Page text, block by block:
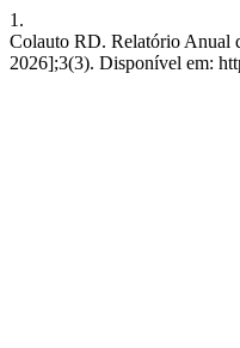
1.
Colauto RD. Relatório Anual
2026];3(3). Disponível em: